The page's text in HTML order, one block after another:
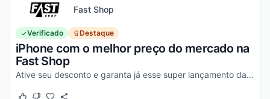
Fast Shop
Verificado Destaque
iPhone com o melhor preço do mercado na
Fast Shop
Ative seu desconto e garanta já esse super lançamento da Apple com o menor valor. Pode pesquisar!